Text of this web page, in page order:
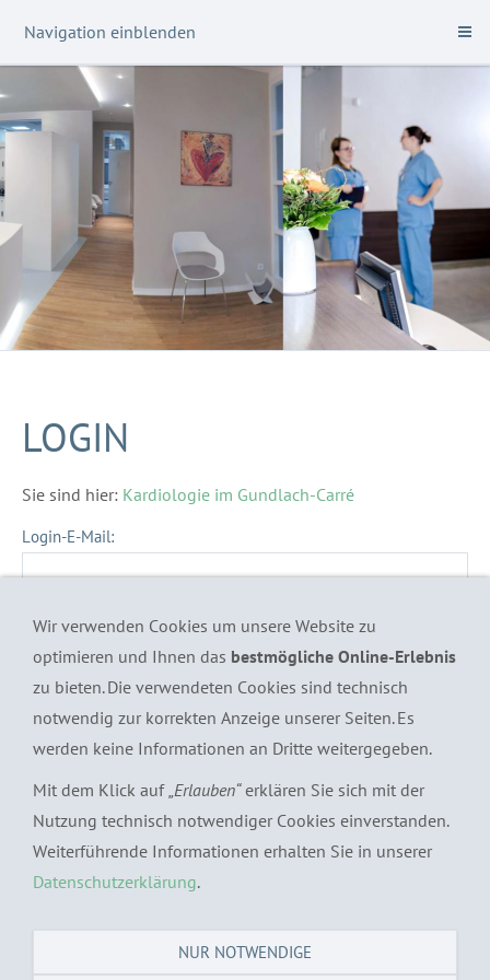
Navigation einblenden
LOGIN
Sie sind hier: Kardiologie im Gundlach-Carré
Login-E-Mail:
Kennwort:
Haben Sie Ihr Kennwort vergessen?
Möchten Sie Ihr Kennwort ändern?
Wir verwenden Cookies um unsere Website zu
optimieren und Ihnen das bestmögliche Online-Erlebnis
zu bieten. Die verwendeten Cookies sind technisch
notwendig zur korrekten Anzeige unserer Seiten. Es
werden keine Informationen an Dritte weitergegeben.
Mit dem Klick auf„Erlauben“erklären Sie sich mit der
Nutzung technisch notwendiger Cookies einverstanden.
Weiterführende Informationen erhalten Sie in unserer
Datenschutzerklärung.
NUR NOTWENDIGE